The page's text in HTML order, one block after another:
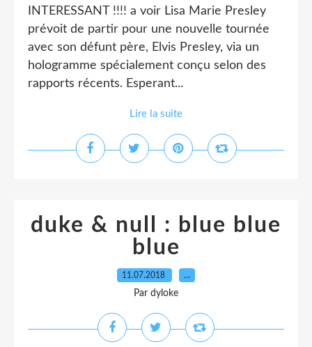
INTERESSANT !!!! a voir Lisa Marie Presley
prévoit de partir pour une nouvelle tournée
avec son défunt père, Elvis Presley, via un
hologramme spécialement conçu selon des
rapports récents. Esperant...
Lire la suite
duke & null : blue blue
blue
11.07.2018 …
Par dyloke